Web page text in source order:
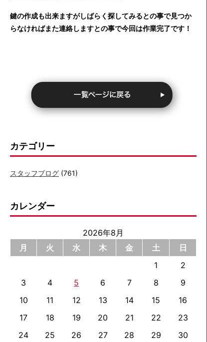
鍵の作成も出来ますがしばらく探してみるとの事で見つか
らなければまた連絡しますとの事で今回は作業完了です！
カテゴリー
スタッフブログ (761)
カレンダー
2026年8月
月
火 水 木 金 土
日
1
2
3
4 5 6 7 8
9
10
11 12 13 14 15
16
17
18 19 20 21 22
23
24
25 26 27 28 29 30